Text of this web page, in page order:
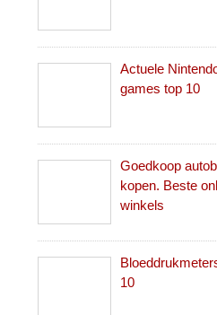
Actuele
games top 10
Goedkoop
kopen. Beste
winkels
10